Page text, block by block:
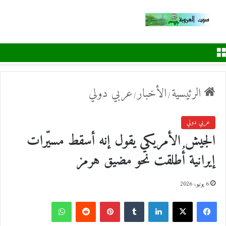
الرئيسية/الأخبار/عربي دولي
عربي دولي
الجيش الأمريكي يقول إنه أسقط مسيّرات
إيرانية أُطلقت نحو مضيق هرمز
6 يونيو، 2026